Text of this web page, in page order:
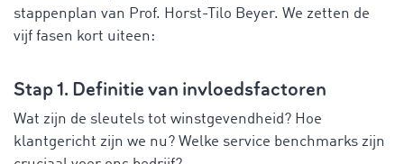
stappenplan van Prof. Horst-Tilo Beyer. We zetten de
vijf fasen kort uiteen:
Stap 1. Definitie van invloedsfactoren
Wat zijn de sleutels tot winstgevendheid? Hoe
klantgericht zijn we nu? Welke service benchmarks zijn